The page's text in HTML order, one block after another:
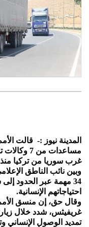
مساعدات
غرب سوريا من تركيا
وبين نائب الناطق
34 مهمة عبر الحدود
احتياجاتهم الإنسانية.
وقال حق، إن منسق الأمم
غريفيثس، شدد خلال
تمديد الوصول الإنساني